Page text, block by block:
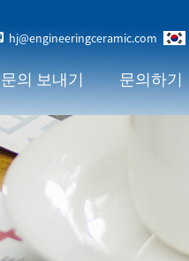
hj@engineeringceramic.com
문의 보내기 문의하기